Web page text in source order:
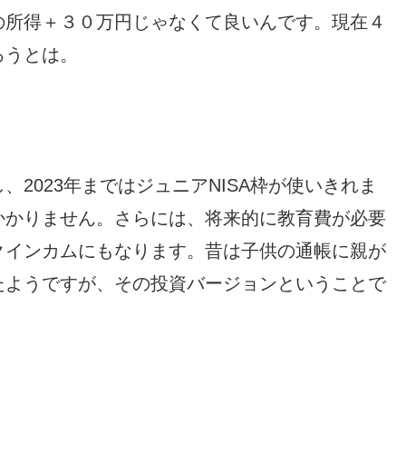
得＋３０万円じゃなくて良いんです。現在４
とは。
2023年まではジュニアNISA枠が使いきれま
りません。さらには、将来的に教育費が必要
ンカムにもなります。昔は子供の通帳に親が
うですが、その投資バージョンということで